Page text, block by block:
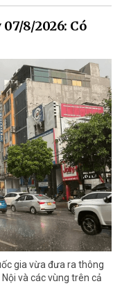
8/2026: Có
gia vừa đưa ra thông
và các vùng trên cả